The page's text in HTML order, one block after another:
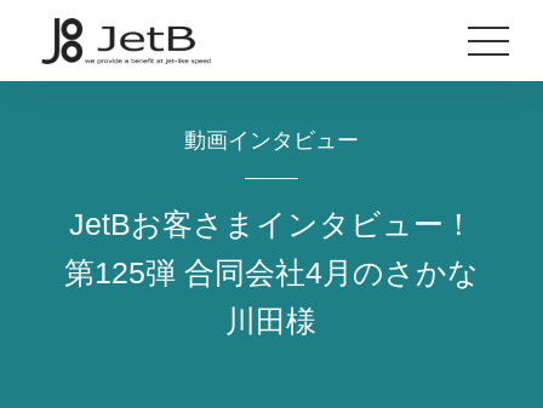
JetBお客さまインタビュー！
第125弾 合同会社4月のさかな
川田様
動画インタビュー